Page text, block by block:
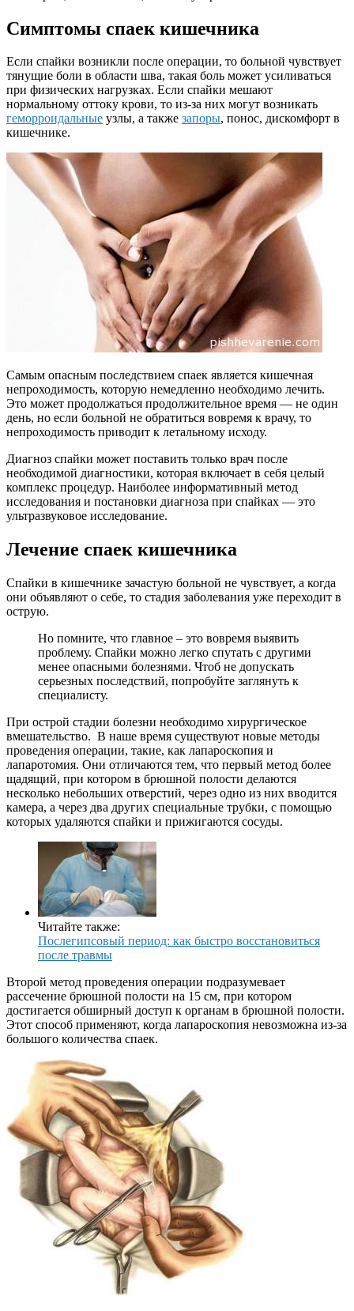
Симптомы спаек кишечника
Если спайки возникли после операции, то больной чувствует
тянущие боли в области шва, такая боль может усиливаться
при физических нагрузках. Если спайки мешают
нормальному оттоку крови, то из-за них могут возникать
геморроидальные узлы, а также запоры, понос, дискомфорт в
кишечнике.
Самым опасным последствием спаек является кишечная
непроходимость, которую немедленно необходимо лечить.
Это может продолжаться продолжительное время — не один
день, но если больной не обратиться вовремя к врачу, то
непроходимость приводит к летальному исходу.
Диагноз спайки может поставить только врач после
необходимой диагностики, которая включает в себя целый
комплекс процедур. Наиболее информативный метод
исследования и постановки диагноза при спайках — это
ультразвуковое исследование.
Лечение спаек кишечника
Спайки в кишечнике зачастую больной не чувствует, а когда
они объявляют о себе, то стадия заболевания уже переходит в
острую.
Но помните, что главное – это вовремя выявить
проблему. Спайки можно легко спутать с другими
менее опасными болезнями. Чтоб не допускать
серьезных последствий, попробуйте заглянуть к
специалисту.
При острой стадии болезни необходимо хирургическое
вмешательство. В наше время существуют новые методы
проведения операции, такие, как лапароскопия и
лапаротомия. Они отличаются тем, что первый метод более
щадящий, при котором в брюшной полости делаются
несколько небольших отверстий, через одно из них вводится
камера, а через два других специальные трубки, с помощью
которых удаляются спайки и прижигаются сосуды.
Читайте также:
Послегипсовый период: как быстро восстановиться
после травмы
Второй метод проведения операции подразумевает
рассечение брюшной полости на 15 см, при котором
достигается обширный доступ к органам в брюшной полости.
Этот способ применяют, когда лапароскопия невозможна из-за
большого количества спаек.